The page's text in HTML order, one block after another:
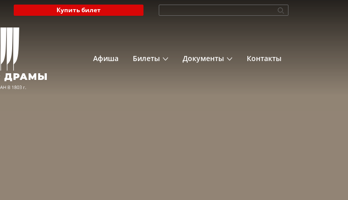
Купить билет
Афиша Билеты Документы Контакты